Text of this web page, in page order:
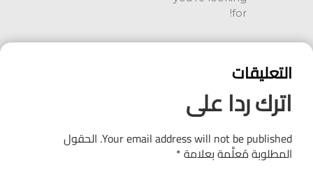
for!
التعليقات
اترك ردا على
Your email address will not be published. الحقول
المطلوبة مُعلَّمة بعلامة*